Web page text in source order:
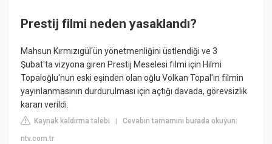
Prestij filmi neden yasaklandı?
Mahsun Kırmızıgül'ün yönetmenliğini üstlendiği ve 3
Şubat'ta vizyona giren Prestij Meselesi filmi için Hilmi
Topaloğlu'nun eski eşinden olan oğlu Volkan Topal'ın filmin
yayınlanmasının durdurulması için açtığı davada, görevsizlik
kararı verildi.
Kaynak kaldırma talebi |Cevabın tamamını burada okuyun:
ntv.com.tr